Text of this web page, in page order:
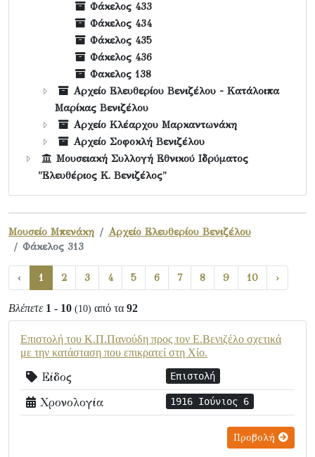
Φάκελος 433
Φάκελος 434
Φάκελος 435
Φάκελος 436
Φακελος 138
Αρχείο Ελευθερίου Βενιζέλου - Κατάλοιπα
Μαρίκας Βενιζέλου
Αρχείο Κλέαρχου Μαρκαντωνάκη
Αρχείο Σοφοκλή Βενιζέλου
Μουσειακή Συλλογή Εθνικού Ιδρύματος
"Ελευθέριος Κ. Βενιζέλος"
Μουσείο Μπενάκη
Αρχείο Ελευθερίου Βενιζέλου
Φάκελος 313
‹ 1 2 3 4 5 6 7 8 9 10 ›
Βλέπετε 1 - 10 (10) από τα 92
Επιστολή του Κ.Π.Πανούδη προς τον Ε.Βενιζέλο σχετικά
με την κατάσταση που επικρατεί στη Χίο.
Είδος Επιστολή
Χρονολογία 1916 Ιούνιος 6
Προβολή